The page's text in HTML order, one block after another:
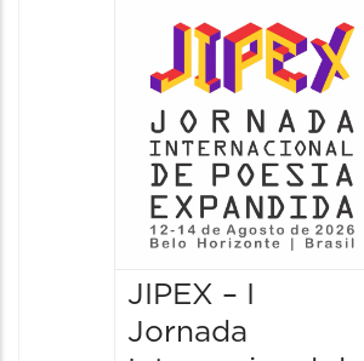
JIPEX – I
Jornada